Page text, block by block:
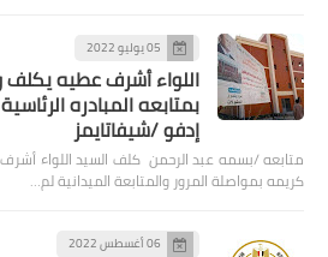
05 يوليو 2022
اللواء أشرف عطيه
بمتابعه المبادره
إدفو /شيفاتايمز
متابعه /بسمه عبد الرحمن كلف السيد اللواء
كريمه بمواصلة المرور والمتابعة الميدانية لم…
06 أغسطس 2022